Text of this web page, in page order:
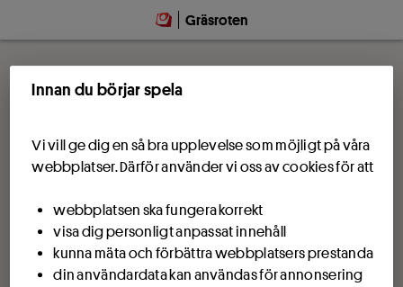
Gräsroten
Innan du börjar spela
Vi vill ge dig en så bra upplevelse som möjligt på våra
webbplatser. Därför använder vi oss av cookies för att
webbplatsen ska fungera korrekt
visa dig personligt anpassat innehåll
kunna mäta och förbättra webbplatsers prestanda
din användardata kan användas för annonsering